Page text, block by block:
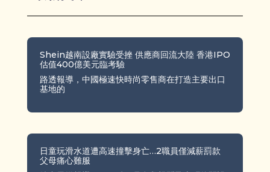
Shein越南設廠實驗受挫 供應商回流大陸 香港IPO
估值400億美元臨考驗
路透報導，中國極速快時尚零售商在打造主要出口
基地的
日童玩滑水道遭高速撞擊身亡…2職員僅減薪罰款
父母痛心難服